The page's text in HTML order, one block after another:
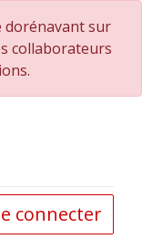
dorénavant sur
collaborateurs
connecter